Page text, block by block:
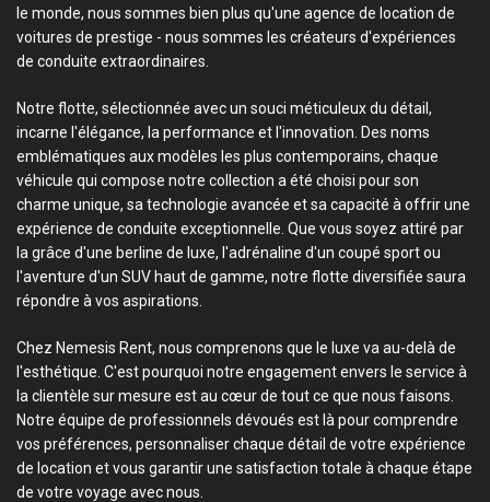
le monde, nous sommes bien plus qu'une agence de location de
voitures de prestige - nous sommes les créateurs d'expériences
de conduite extraordinaires.
Notre flotte, sélectionnée avec un souci méticuleux du détail,
incarne l'élégance, la performance et l'innovation. Des noms
emblématiques aux modèles les plus contemporains, chaque
véhicule qui compose notre collection a été choisi pour son
charme unique, sa technologie avancée et sa capacité à offrir une
expérience de conduite exceptionnelle. Que vous soyez attiré par
la grâce d'une berline de luxe, l'adrénaline d'un coupé sport ou
l'aventure d'un SUV haut de gamme, notre flotte diversifiée saura
répondre à vos aspirations.
Chez Nemesis Rent, nous comprenons que le luxe va au-delà de
l'esthétique. C'est pourquoi notre engagement envers le service à
la clientèle sur mesure est au cœur de tout ce que nous faisons.
Notre équipe de professionnels dévoués est là pour comprendre
vos préférences, personnaliser chaque détail de votre expérience
de location et vous garantir une satisfaction totale à chaque étape
de votre voyage avec nous.